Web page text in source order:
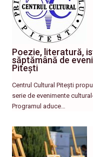
Poezie, literatură,
săptămână de
Pitești
Centrul Cultural Pitești
serie de evenimente
Programul aduce…